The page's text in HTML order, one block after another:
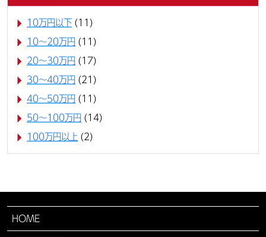
10万円以下 (11)
10〜20万円 (11)
20〜30万円 (17)
30〜40万円 (21)
40〜50万円 (11)
50〜100万円 (14)
100万円以上 (2)
HOME